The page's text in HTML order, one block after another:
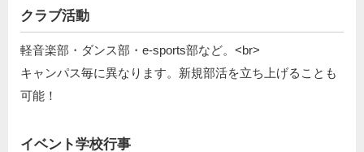
クラブ活動
軽音楽部・ダンス部・e-sports部など。<br>
キャンパス毎に異なります。新規部活を立ち上げることも
可能！
イベント学校行事